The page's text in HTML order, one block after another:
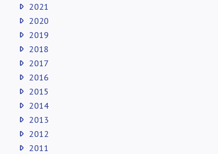
2021
2020
2019
2018
2017
2016
2015
2014
2013
2012
2011